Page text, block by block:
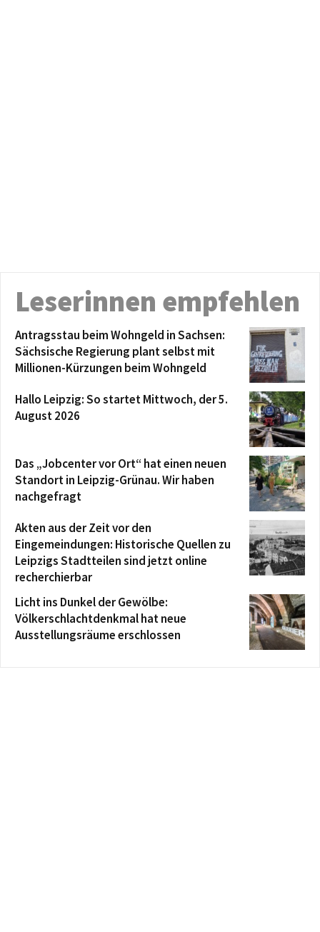
Leserinnen empfehlen
Antragsstau beim Wohngeld in Sachsen:
Sächsische Regierung plant selbst mit
Millionen-Kürzungen beim Wohngeld
Hallo Leipzig: So startet Mittwoch, der 5.
August 2026
Das „Jobcenter vor Ort“ hat einen neuen
Standort in Leipzig-Grünau. Wir haben
nachgefragt
Akten aus der Zeit vor den
Eingemeindungen: Historische Quellen zu
Leipzigs Stadtteilen sind jetzt online
recherchierbar
Licht ins Dunkel der Gewölbe:
Völkerschlachtdenkmal hat neue
Ausstellungsräume erschlossen